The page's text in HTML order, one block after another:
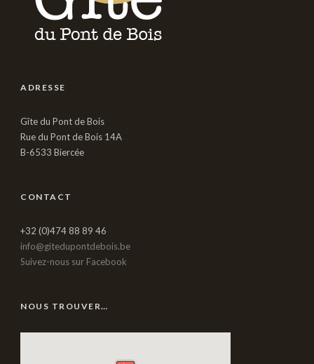
ADRESSE
Gîte du Pont de Bois
Rue du Pont de Bois 14A
B-6533 Biercée
CONTACT
+32 (0)474 88 89 46
info@gitedupontdebois.be
Suivez-nous sur Facebook
NOUS TROUVER…